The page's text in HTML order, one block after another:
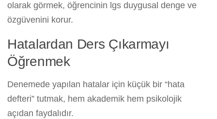
olarak görmek, öğrencinin lgs duygusal denge ve
özgüvenini korur.
Hatalardan Ders Çıkarmayı
Öğrenmek
Denemede yapılan hatalar için küçük bir “hata
defteri” tutmak, hem akademik hem psikolojik
açıdan faydalıdır.